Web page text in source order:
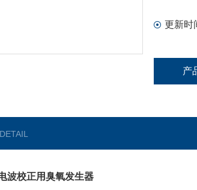
更新时
产
波校正用臭氧发生器